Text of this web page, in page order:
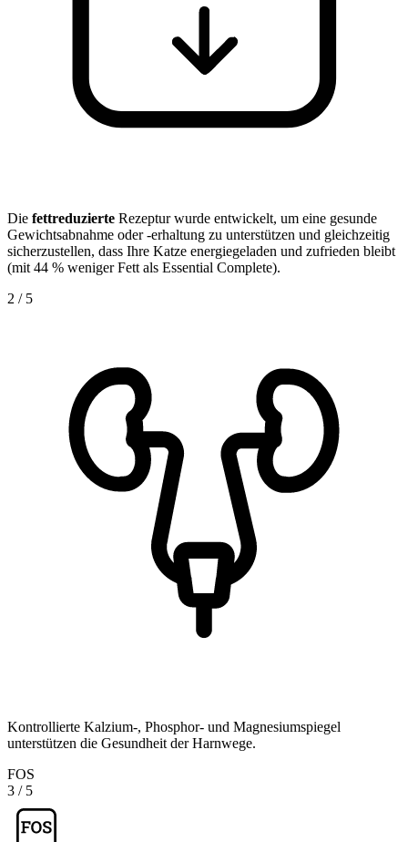
Die fettreduzierte Rezeptur wurde entwickelt, um eine gesunde
Gewichtsabnahme oder -erhaltung zu unterstützen und gleichzeitig
sicherzustellen, dass Ihre Katze energiegeladen und zufrieden bleibt
(mit 44 % weniger Fett als Essential Complete).
2 / 5
Kontrollierte Kalzium-, Phosphor- und Magnesiumspiegel
unterstützen die Gesundheit der Harnwege.
FOS
3 / 5